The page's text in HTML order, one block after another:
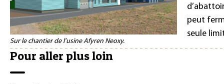
Sur le chantier de l’usine Afyren Neoxy.
peut
seule
Pour aller plus loin